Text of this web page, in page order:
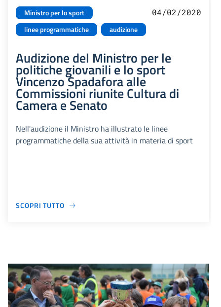
Ministro per lo sport
linee programmatiche
audizione
04/02/2020
Audizione del Ministro per le
politiche giovanili e lo sport
Vincenzo Spadafora alle
Commissioni riunite Cultura di
Camera e Senato
Nell'audizione il Ministro ha illustrato le linee
programmatiche della sua attività in materia di sport
SCOPRI TUTTO